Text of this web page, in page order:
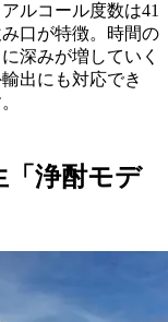
ルコール度数は41
口が特徴。時間の
深みが増していく
出にも対応でき
「浄酎モデ